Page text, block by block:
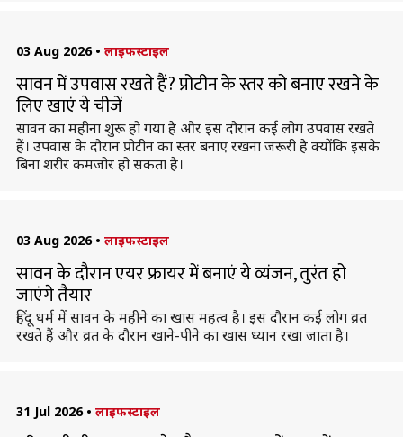
03 Aug 2026 • लाइफस्टाइल
सावन में उपवास रखते हैं? प्रोटीन के स्तर को बनाए रखने के
लिए खाएं ये चीजें
सावन का महीना शुरू हो गया है और इस दौरान कई लोग उपवास रखते
हैं। उपवास के दौरान प्रोटीन का स्तर बनाए रखना जरूरी है क्योंकि इसके
बिना शरीर कमजोर हो सकता है।
03 Aug 2026 • लाइफस्टाइल
सावन के दौरान एयर फ्रायर में बनाएं ये व्यंजन, तुरंत हो
जाएंगे तैयार
हिंदू धर्म में सावन के महीने का खास महत्व है। इस दौरान कई लोग व्रत
रखते हैं और व्रत के दौरान खाने-पीने का खास ध्यान रखा जाता है।
31 Jul 2026 • लाइफस्टाइल